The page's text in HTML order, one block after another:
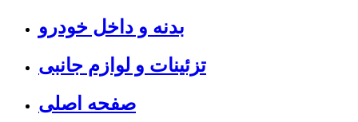
بدنه و داخل خودرو
تزئینات و لوازم جانبی
صفحه اصلی